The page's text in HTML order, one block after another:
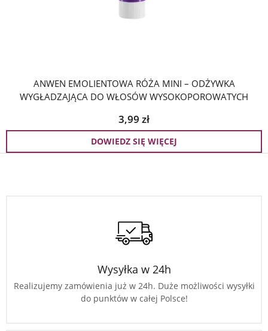
ANWEN EMOLIENTOWA RÓŻA MINI – ODŻYWKA
WYGŁADZAJĄCA DO WŁOSÓW WYSOKOPOROWATYCH
3,99 zł
DOWIEDZ SIĘ WIĘCEJ
Wysyłka w 24h
Realizujemy zamówienia już w 24h. Duże możliwości wysyłki
do punktów w całej Polsce!